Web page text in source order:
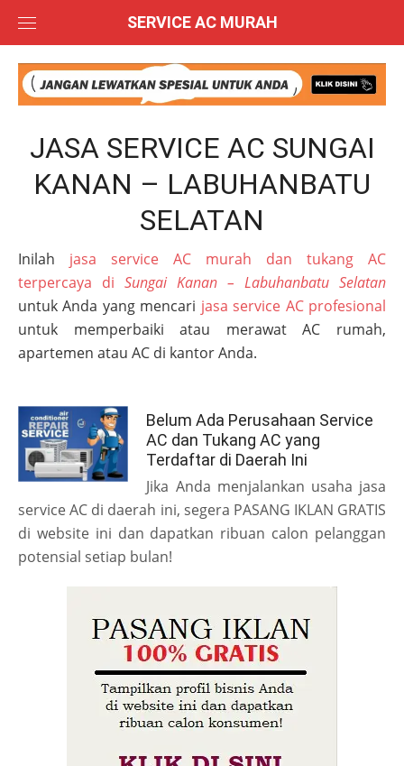
content
SERVICE AC MURAH
JASA SERVICE AC SUNGAI
KANAN – LABUHANBATU
SELATAN
Inilah jasa service AC murah dan tukang AC
terpercaya di Sungai Kanan – Labuhanbatu Selatan
untuk Anda yang mencari jasa service AC profesional
untuk memperbaiki atau merawat AC rumah,
apartemen atau AC di kantor Anda.
Belum Ada Perusahaan Service
AC dan Tukang AC yang
Terdaftar di Daerah Ini
Jika Anda menjalankan usaha jasa
service AC di daerah ini, segera PASANG IKLAN GRATIS
di website ini dan dapatkan ribuan calon pelanggan
potensial setiap bulan!